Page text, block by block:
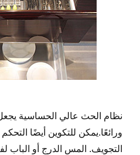
نظام الحث عالي الحساسية يجعل
ورائعًا.يمكن للتكوين أيضًا
التجويف. المس الدرج أو الباب